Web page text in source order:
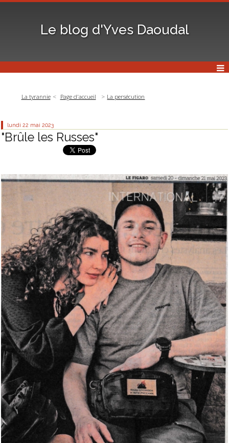
Le blog d'Yves Daoudal
La tyrannie Page d'accueil La persécution
lundi 22 mai 2023
"Brûle les Russes"